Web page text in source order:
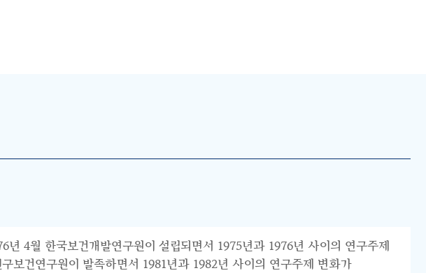
4월 한국보건개발연구원이 설립되면서 1975년과 1976년 사이의 연구주제
보건연구원이 발족하면서 1981년과 1982년 사이의 연구주제 변화가